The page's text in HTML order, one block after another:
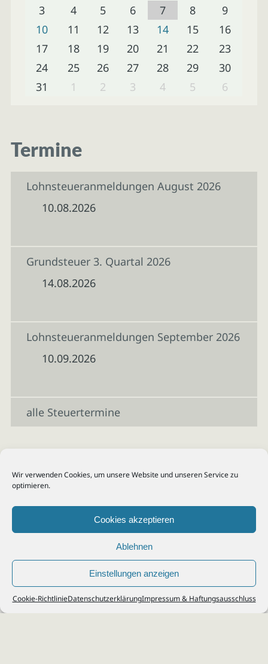
Wir verwenden Cookies, um unsere Website und unseren Service zu
optimieren.
Cookies akzeptieren
Ablehnen
Einstellungen anzeigen
Cookie-RichtlinieDatenschutzerklärungImpressum & Haftungsausschluss
3
4 5 6 7 8
9
10
11 12 13 14 15
16
17
18 19 20 21 22
23
24
25 26 27 28 29
30
31
1 2 3 4 5 6
Termine
Lohnsteueranmeldungen August 2026
10.08.2026
Grundsteuer 3. Quartal 2026
14.08.2026
Lohnsteueranmeldungen September 2026
10.09.2026
alle Steuertermine
© 2026Steuerberater Kempf, Köln - Steuerberatung Poll, Porz, Deutz, Mülheim,